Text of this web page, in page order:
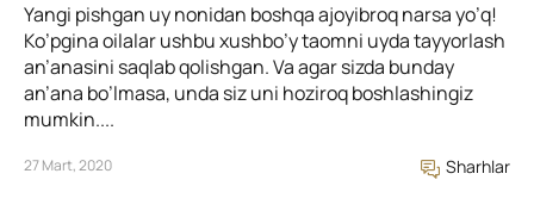
Yangi pishgan uy nonidan boshqa ajoyibroq narsa yo’q!
Ko’pgina oilalar ushbu xushbo’y taomni uyda tayyorlash
an’anasini saqlab qolishgan. Va agar sizda bunday
an’ana bo’lmasa, unda siz uni hoziroq boshlashingiz
mumkin....
27 Mart, 2020 Sharhlar